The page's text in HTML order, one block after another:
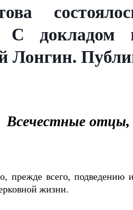
С
Лонгин.
Всечестные
прежде всего,
жизни.